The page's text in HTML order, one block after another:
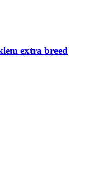
extra breed